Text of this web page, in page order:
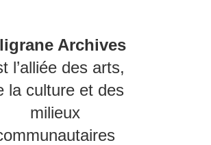
Archives
l’alliée des arts,
la culture et des
milieux